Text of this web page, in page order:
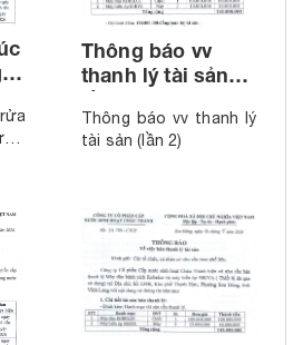
Thông báo vv
thanh lý tài sản
(lần 2)
Thông báo vv thanh lý
tài sản (lần 2)